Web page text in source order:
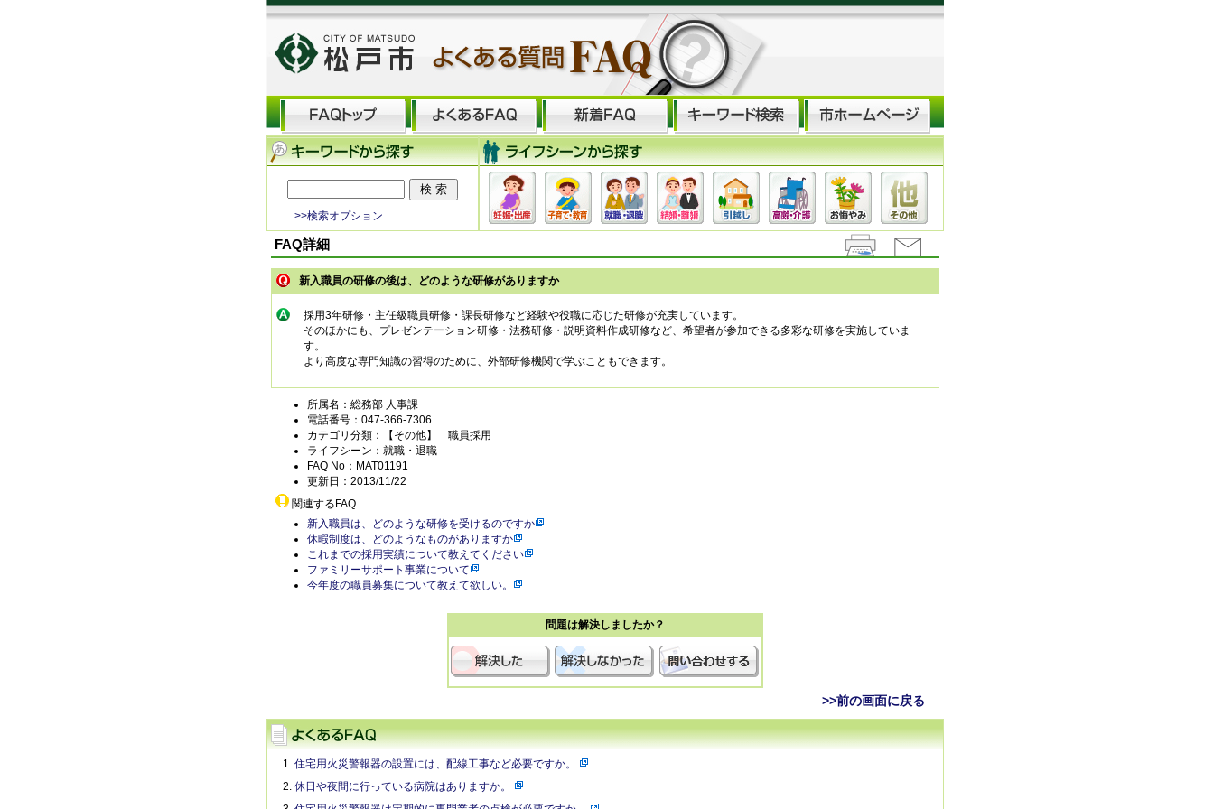
>>検索オプション
FAQ詳細
新入職員の研修の後は、どのような研修がありますか
採用3年研修・主任級職員研修・課長研修など経験や役職に応じた研修が充実しています。
そのほかにも、プレゼンテーション研修・法務研修・説明資料作成研修など、希望者が参加できる多彩な研修を実施していま
す。
より高度な専門知識の習得のために、外部研修機関で学ぶこともできます。
所属名：総務部 人事課
電話番号：047-366-7306
カテゴリ分類：【その他】 職員採用
ライフシーン：就職・退職
FAQ No：MAT01191
更新日：2013/11/22
関連するFAQ
新入職員は、どのような研修を受けるのですか
休暇制度は、どのようなものがありますか
これまでの採用実績について教えてください
ファミリーサポート事業について
今年度の職員募集について教えて欲しい。
問題は解決しましたか？
>>前の画面に戻る
住宅用火災警報器の設置には、配線工事など必要ですか。
休日や夜間に行っている病院はありますか。